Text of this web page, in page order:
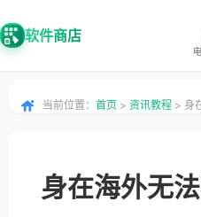
软件商店
当前位置： 首页 > 资讯教程 > 身
身在海外无